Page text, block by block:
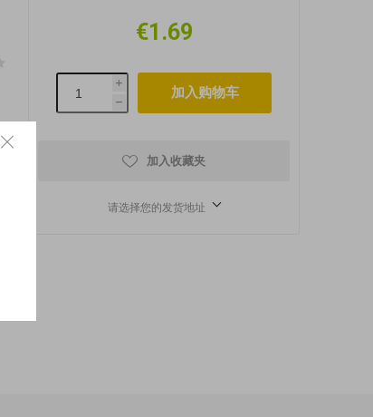
€1.69
i
h
加入收藏夹
请选择您的发货地址